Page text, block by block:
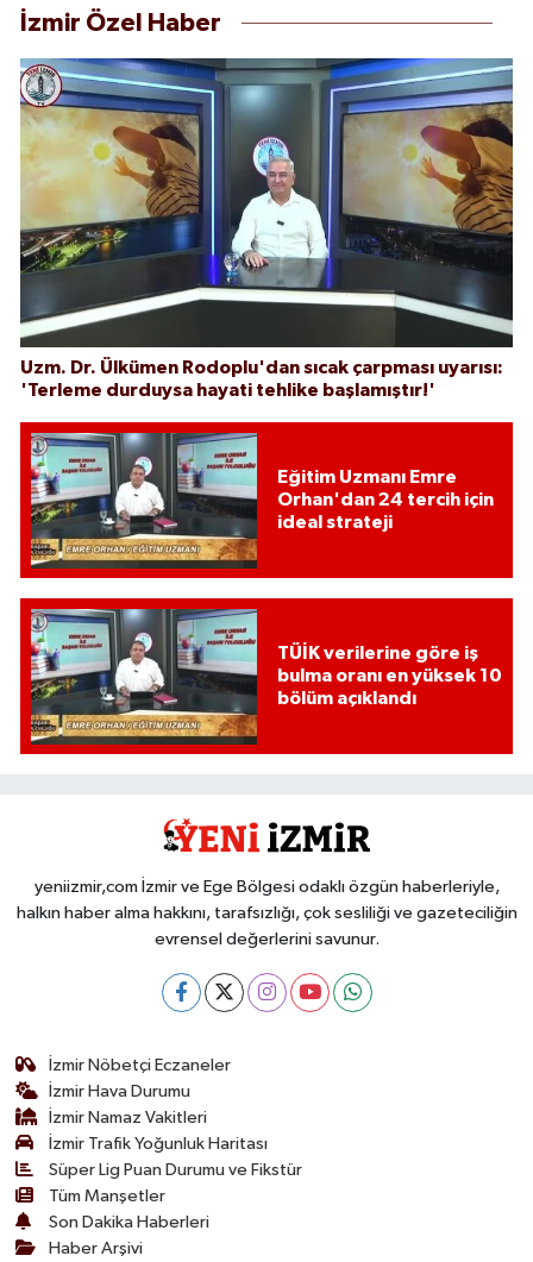
İzmir Özel Haber
Uzm. Dr. Ülkümen Rodoplu'dan sıcak çarpması uyarısı:
'Terleme durduysa hayati tehlike başlamıştır!'
Eğitim Uzmanı Emre
Orhan'dan 24 tercih için
ideal strateji
TÜİK verilerine göre iş
bulma oranı en yüksek 10
bölüm açıklandı
yeniizmir,com İzmir ve Ege Bölgesi odaklı özgün haberleriyle,
halkın haber alma hakkını, tarafsızlığı, çok sesliliği ve gazeteciliğin
evrensel değerlerini savunur.
İzmir Nöbetçi Eczaneler
İzmir Hava Durumu
İzmir Namaz Vakitleri
İzmir Trafik Yoğunluk Haritası
Süper Lig Puan Durumu ve Fikstür
Tüm Manşetler
Son Dakika Haberleri
Haber Arşivi